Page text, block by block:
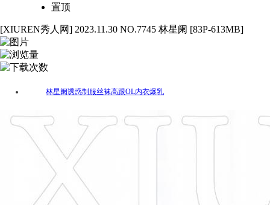
置顶
[XIUREN秀人网] 2023.11.30 NO.7745 林星阑 [83P-613MB]
林星阑诱惑制服丝袜高跟OL内衣爆乳